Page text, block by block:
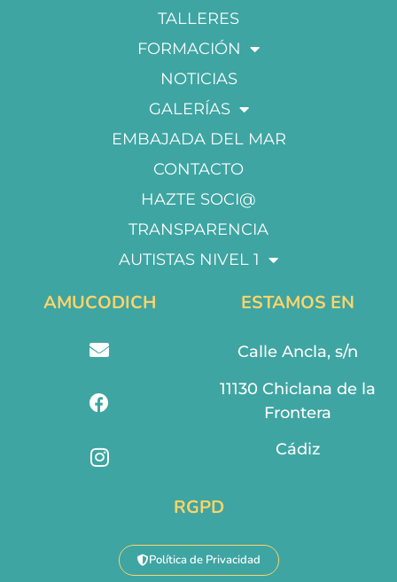
TALLERES
FORMACIÓN
NOTICIAS
GALERÍAS
EMBAJADA DEL MAR
CONTACTO
HAZTE SOCI@
TRANSPARENCIA
AUTISTAS NIVEL 1
AMUCODICH ESTAMOS EN
Calle Ancla, s/n
11130 Chiclana de la
Frontera
Cádiz
RGPD
Política de Privacidad